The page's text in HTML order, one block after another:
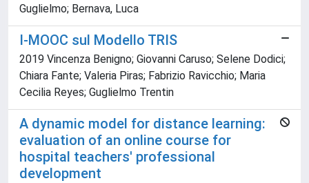
Guglielmo; Bernava, Luca
I-MOOC sul Modello TRIS
2019 Vincenza Benigno; Giovanni Caruso; Selene Dodici;
Chiara Fante; Valeria Piras; Fabrizio Ravicchio; Maria
Cecilia Reyes; Guglielmo Trentin
A dynamic model for distance learning:
evaluation of an online course for
hospital teachers' professional
development